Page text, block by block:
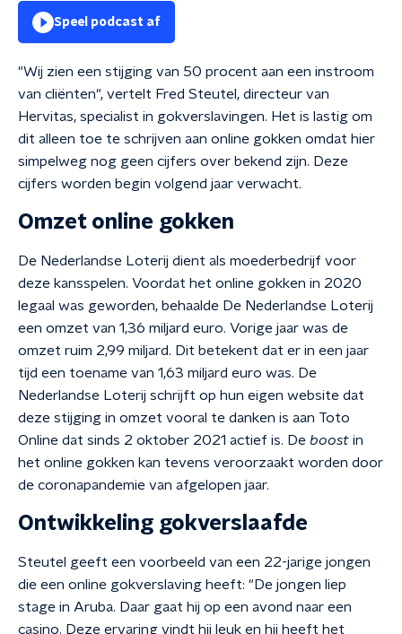
Speel podcast af
"Wij zien een stijging van 50 procent aan een instroom
van cliënten", vertelt Fred Steutel, directeur van
Hervitas, specialist in gokverslavingen. Het is lastig om
dit alleen toe te schrijven aan online gokken omdat hier
simpelweg nog geen cijfers over bekend zijn. Deze
cijfers worden begin volgend jaar verwacht.
Omzet online gokken
De Nederlandse Loterij dient als moederbedrijf voor
deze kansspelen. Voordat het online gokken in 2020
legaal was geworden, behaalde De Nederlandse Loterij
een omzet van 1,36 miljard euro. Vorige jaar was de
omzet ruim 2,99 miljard. Dit betekent dat er in een jaar
tijd een toename van 1,63 miljard euro was. De
Nederlandse Loterij schrijft op hun eigen website dat
deze stijging in omzet vooral te danken is aan Toto
Online dat sinds 2 oktober 2021 actief is. De boost in
het online gokken kan tevens veroorzaakt worden door
de coronapandemie van afgelopen jaar.
Ontwikkeling gokverslaafde
Steutel geeft een voorbeeld van een 22-jarige jongen
die een online gokverslaving heeft: "De jongen liep
stage in Aruba. Daar gaat hij op een avond naar een
casino. Deze ervaring vindt hij leuk en hij heeft het